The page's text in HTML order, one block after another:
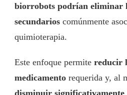
biorrobots podrían eliminar
secundarios comúnmente
quimioterapia.
Este enfoque permite reducir
medicamento requerida y, al
disminuir significativamente